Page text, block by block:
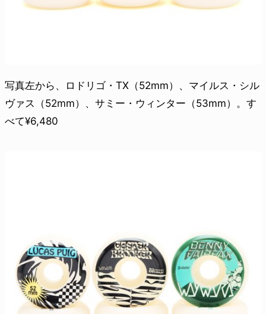
写真左から、ロドリゴ・TX（52mm）、マイルス・シル
ヴァス（52mm）、サミー・ウィンター（53mm）。す
べて¥6,480